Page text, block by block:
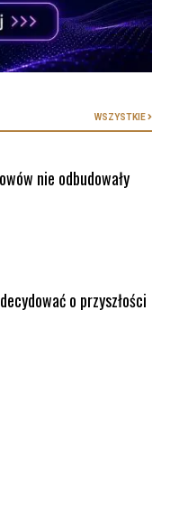
WSZYSTKIE
nie odbudowały
o przyszłości